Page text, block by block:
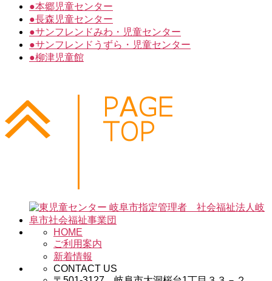
●本郷児童センター
●長森児童センター
●サンフレンドみわ・児童センター
●サンフレンドうずら・児童センター
●柳津児童館
HOME
ご利用案内
新着情報
CONTACT US